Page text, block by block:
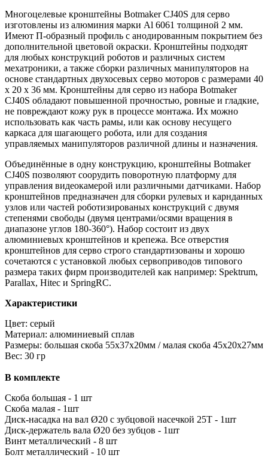
Многоцелевые кронштейны Botmaker CJ40S для серво
изготовлены из алюминия марки Al 6061 толщиной 2 мм.
Имеют П-образный профиль с анодированным покрытием без
дополнительной цветовой окраски. Кронштейны подходят
для любых конструкций роботов и различных систем
мехатроники, а также сборки различных манипуляторов на
основе стандартных двухосевых серво моторов с размерами 40
x 20 x 36 мм. Кронштейны для серво из набора Botmaker
CJ40S обладают повышенной прочностью, ровные и гладкие,
не повреждают кожу рук в процессе монтажа. Их можно
использовать как часть рамы, или как основу несущего
каркаса для шагающего робота, или для создания
управляемых манипуляторов различной длины и назначения.
Объединённые в одну конструкцию, кронштейны Botmaker
CJ40S позволяют соорудить поворотную платформу для
управления видеокамерой или различными датчиками. Набор
кронштейнов предназначен для сборки рулевых и карнданных
узлов или частей роботизированых конструкций с двумя
степенями свободы (двумя центрами/осями вращения в
диапазоне углов 180-360°). Набор состоит из двух
алюминиевых кронштейнов и крепежа. Все отверстия
кронштейнов для серво строго стандартизованы и хорошо
сочетаются с установкой любых сервоприводов типового
размера таких фирм производителей как например: Spektrum,
Parallax, Hitec и SpringRC.
Характеристики
Цвет: серый
Материал: алюминиевый сплав
Размеры: большая скоба 55х37х20мм / малая скоба 45х20х27мм
Вес: 30 гр
В комплекте
Скоба большая - 1 шт
Скоба малая - 1шт
Диск-насадка на вал Ø20 с зубцовой насечкой 25Т - 1шт
Диск-держатель вала Ø20 без зубцов - 1шт
Винт металлический - 8 шт
Болт металлический - 10 шт